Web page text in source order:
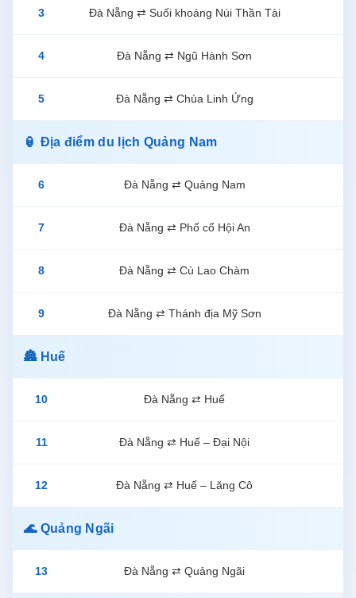
3 Đà Nẵng ⇄ Suối khoáng Núi Thần Tài
4 Đà Nẵng ⇄ Ngũ Hành Sơn
5 Đà Nẵng ⇄ Chùa Linh Ứng
🏮 Địa điểm du lịch Quảng Nam
6 Đà Nẵng ⇄ Quảng Nam
7 Đà Nẵng ⇄ Phố cổ Hội An
8 Đà Nẵng ⇄ Cù Lao Chàm
9 Đà Nẵng ⇄ Thánh địa Mỹ Sơn
🏯 Huế
10 Đà Nẵng ⇄ Huế
11 Đà Nẵng ⇄ Huế – Đại Nội
12 Đà Nẵng ⇄ Huế – Lăng Cô
🌊 Quảng Ngãi
13 Đà Nẵng ⇄ Quảng Ngãi